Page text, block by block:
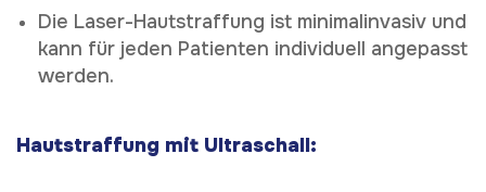
Die Laser-Hautstraffung ist minimalinvasiv und
kann für jeden Patienten individuell angepasst
werden.
Hautstraffung mit Ultraschall: